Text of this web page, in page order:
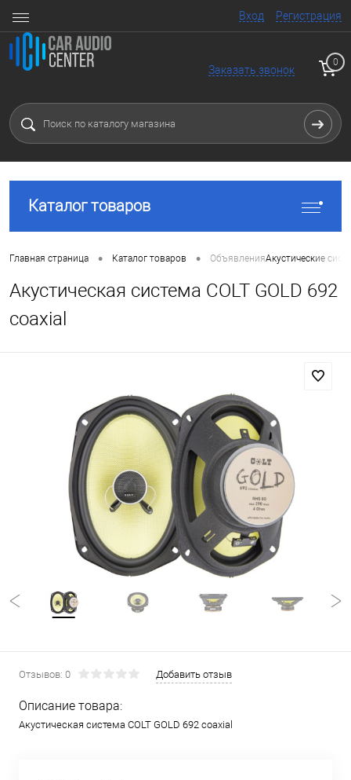
Вход Регистрация
Заказать звонок
0
Каталог товаров
Главная страница • Каталог товаров • ОбъявленияАкустические
Акустическая система COLT GOLD 692
coaxial
Отзывов: 0 Добавить отзыв
Описание товара:
Акустическая система COLT GOLD 692 coaxial